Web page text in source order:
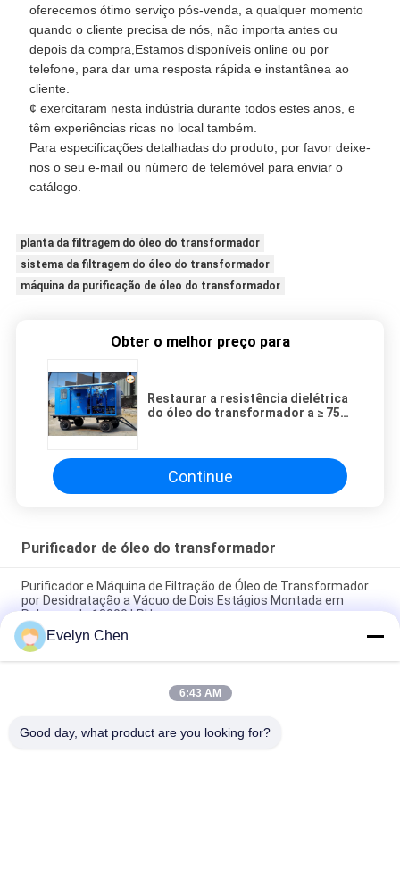
oferecemos ótimo serviço pós-venda, a qualquer momento
quando o cliente precisa de nós, não importa antes ou
depois da compra,Estamos disponíveis online ou por
telefone, para dar uma resposta rápida e instantânea ao
cliente.
¢ exercitaram nesta indústria durante todos estes anos, e
têm experiências ricas no local também.
Para especificações detalhadas do produto, por favor deixe-
nos o seu e-mail ou número de telemóvel para enviar o
catálogo.
planta da filtragem do óleo do transformador
sistema da filtragem do óleo do transformador
máquina da purificação de óleo do transformador
Obter o melhor preço para
Restaurar a resistência dielétrica
do óleo do transformador a ≥ 75
Continue
Purificador de óleo do transformador
Purificador e Máquina de Filtração de Óleo de Transformador
por Desidratação a Vácuo de Dois Estágios Montada em
Reboque de 18000 LPH
Restaurar a resistência dielétrica do óleo do transformador a
≥ 75 kV no local para transformadores de 110 kV
Purificador de óleo de aço inoxidável do vácuo do desidratador
Evelyn Chen
6:43 AM
Good day, what product are you looking for?